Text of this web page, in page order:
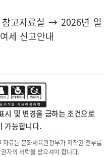
고자료실 → 2026년 일
세 신고안내
시 및 변경을 금하는 조건으로
가능합니다.
료는 문화체육관광부가 저작권 전부를
자의 허락을 받으셔야 합니다.